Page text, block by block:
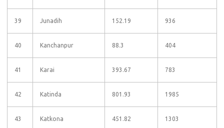
39 Junadih 152.19 936
40 Kanchanpur 88.3 404
41 Karai 393.67 783
42 Katinda 801.93 1985
43 Katkona 451.82 1303